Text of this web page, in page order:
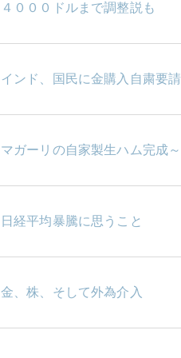
４０００ドルまで調整説も
インド、国民に金購入自粛要請
マガーリの自家製生ハム完成～
日経平均暴騰に思うこと
金、株、そして外為介入